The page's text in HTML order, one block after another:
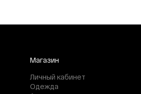
Магазин
Личный кабинет
Одежда